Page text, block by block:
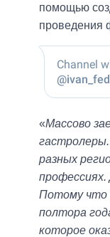
помощью
проведения
«Массово
гастролеры.
разных
Потому что
полтора
которое